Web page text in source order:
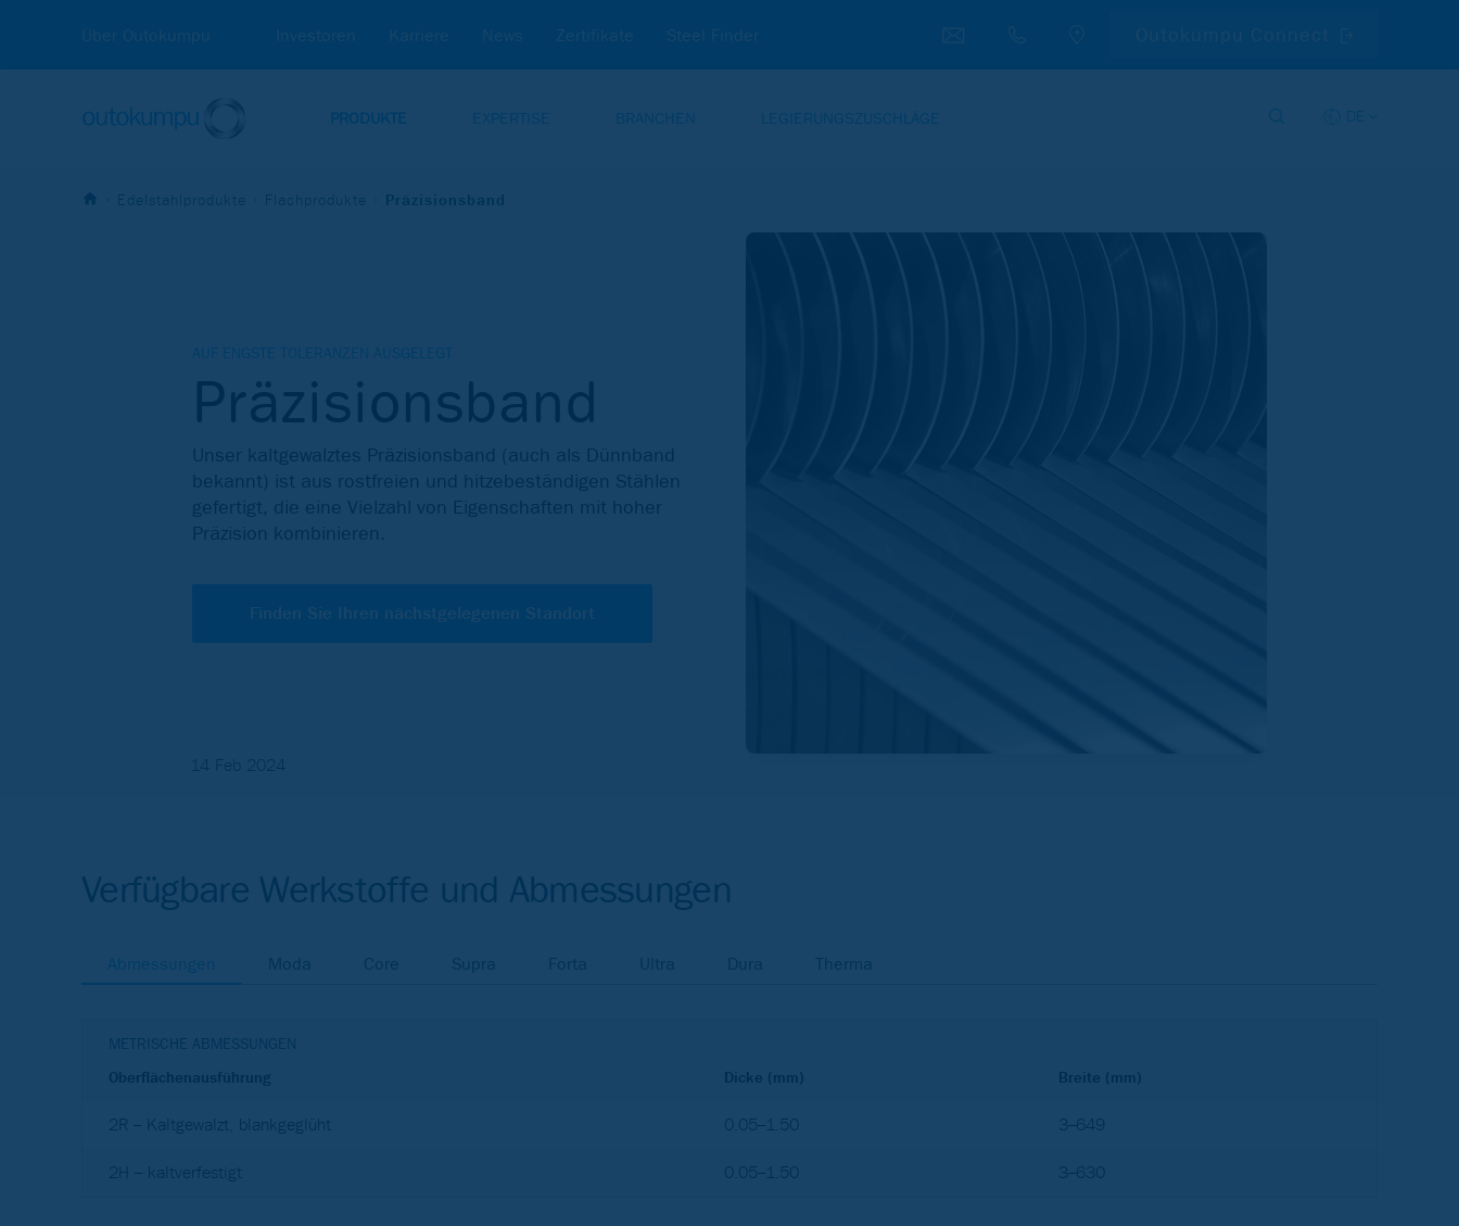
Über Outokumpu Investoren Karriere News Zertifikate Steel Finder
PRODUKTE EXPERTISE BRANCHEN LEGIERUNGSZUSCHLÄGE DE
Edelstahlprodukte Flachprodukte Präzisionsband
AUF ENGSTE TOLERANZEN AUSGELEGT
Präzisionsband
Unser kaltgewalztes Präzisionsband (auch als Dünnband
bekannt) ist aus rostfreien und hitzebeständigen Stählen
gefertigt, die eine Vielzahl von Eigenschaften mit hoher
Präzision kombinieren.
Finden Sie Ihren nächstgelegenen Standort
Verfügbare Werkstoffe und Abmessungen
Abmessungen Moda Core Supra Forta Ultra Dura Therma
METRISCHE ABMESSUNGEN
Oberflächenausführung
Dicke (mm) Breite (mm)
2R – Kaltgewalzt, blankgeglüht 0.05–1.50 3–649
2H – kaltverfestigt 0.05–1.50 3–630